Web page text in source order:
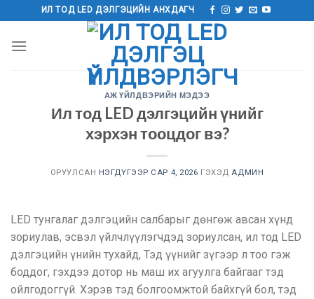
руу
алгасах
ИЛ ТОД LED ДЭЛГЭЦИЙН АНХДАГЧ
АЖ ҮЙЛДВЭРИЙН МЭДЭЭ
Ил тод LED дэлгэцийн үнийг
хэрхэн тооцдог вэ?
ОРУУЛСАН НЭГДҮГЭЭР САР 4, 2026 ГЭХЭД АДМИН
LED тунгалаг дэлгэцийн салбарыг дөнгөж авсан хүнд
зориулав, эсвэл үйлчлүүлэгчдэд зориулсан, ил тод LED
дэлгэцийн үнийн тухайд, Тэд үүнийг зүгээр л тоо гэж
боддог, гэхдээ дотор нь маш их агуулга байгааг тэд
ойлгодоггүй. Хэрэв тэд болгоомжтой байхгүй бол, тэд